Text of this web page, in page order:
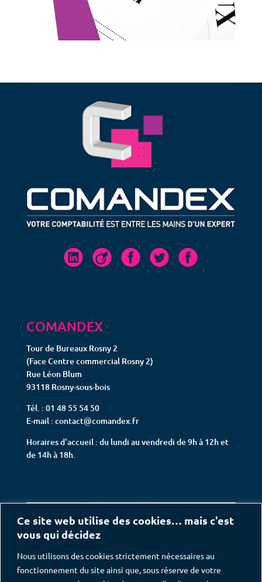
Ce site web utilise des cookies… mais c'est
vous qui décidez
Nous utilisons des cookies strictement nécessaires au
fonctionnement du site ainsi que, sous réserve de votre
COMANDEX
Tour de Bureaux Rosny 2
(Face Centre commercial Rosny 2)
Rue Léon Blum
93118 Rosny-sous-bois
Tél. : 01 48 55 54 50
E-mail : contact@comandex.fr
Horaires d'accueil : du lundi au vendredi de 9h à 12h et
de 14h à 18h.